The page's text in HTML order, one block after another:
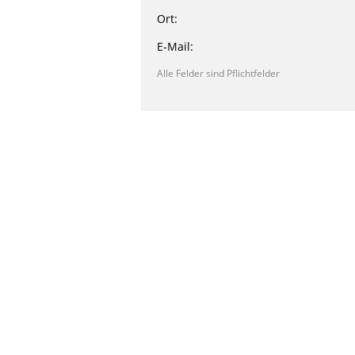
Ort:
E-Mail:
Alle Felder sind Pflichtfelder